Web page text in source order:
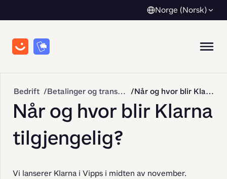
Norge (Norsk)
Bedrift Betalinger og transaksjoner Når og hvor blir Klarna tilgjengelig?
Når og hvor blir Klarna
tilgjengelig?
Vi lanserer Klarna i Vipps i midten av november.